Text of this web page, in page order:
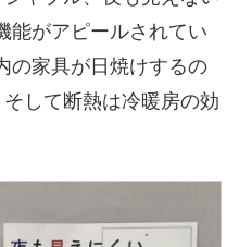
能がアピールされてい
の家具が日焼けするの
して断熱は冷暖房の効